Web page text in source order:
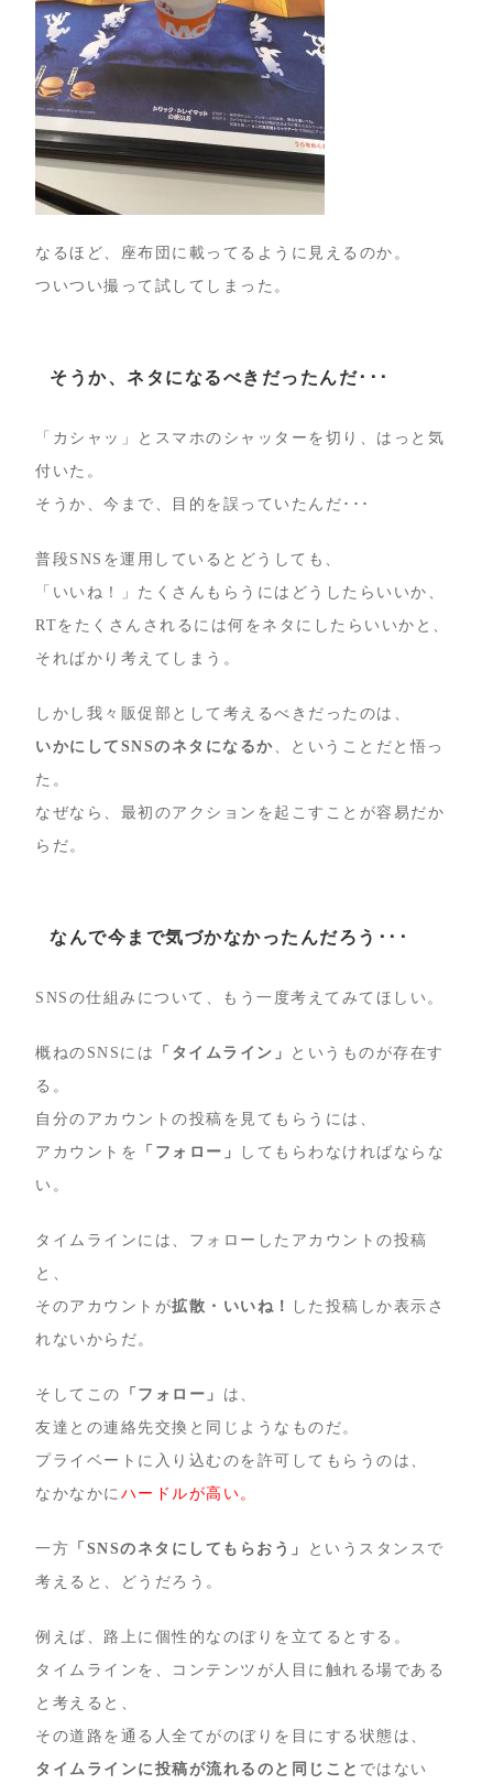
なるほど、座布団に載ってるように見えるのか。
ついつい撮って試してしまった。
そうか、ネタになるべきだったんだ･･･
「カシャッ」とスマホのシャッターを切り、はっと気
付いた。
そうか、今まで、目的を誤っていたんだ･･･
普段SNSを運用しているとどうしても、
「いいね！」たくさんもらうにはどうしたらいいか、
RTをたくさんされるには何をネタにしたらいいかと、
そればかり考えてしまう。
しかし我々販促部として考えるべきだったのは、
いかにしてSNSのネタになるか、ということだと悟っ
た。
なぜなら、最初のアクションを起こすことが容易だか
らだ。
なんで今まで気づかなかったんだろう･･･
SNSの仕組みについて、もう一度考えてみてほしい。
概ねのSNSには 「タイムライン」
というものが存在す
る。
自分のアカウントの投稿を見てもらうには、
アカウントを
「フォロー」
してもらわなければならな
い。
タイムラインには、フォローしたアカウントの投稿
と、
そのアカウントが拡散・いいね！
した投稿しか表示さ
れないからだ。
そしてこの 「フォロー」 は、
友達との連絡先交換と同じようなものだ。
プライベートに入り込むのを許可してもらうのは、
なかなかに ハードルが高い。
一方 「SNSのネタにしてもらおう」
というスタンスで
考えると、どうだろう。
例えば、路上に個性的なのぼりを立てるとする。
タイムラインを、コンテンツが人目に触れる場である
と考えると、
その道路を通る人全てがのぼりを目にする状態は、
タイムラインに投稿が流れるのと同じこと ではない